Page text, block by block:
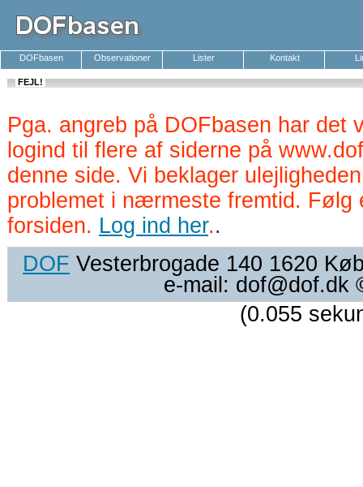
DOFbasen Observationer Lister Kontakt
FEJL!
Pga. angreb på DOFbasen har
logind til flere af siderne på
denne side. Vi beklager
problemet i nærmeste fremtid. Følg
forsiden. Log ind her..
DOF Vesterbrogade 140 1620
e-mail: dof@dof.dk
(0.055